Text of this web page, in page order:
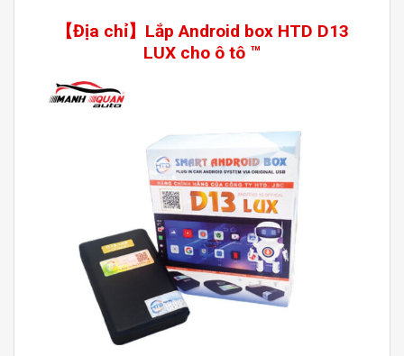
【Địa chỉ】Lắp Android box HTD D13
LUX cho ô tô ™